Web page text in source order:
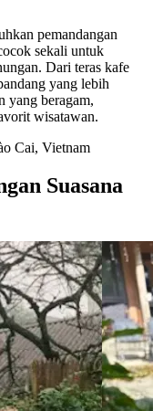
pemandangan
sekali untuk
Dari teras kafe
yang lebih
yang beragam,
wisatawan.
Cai, Vietnam
Suasana